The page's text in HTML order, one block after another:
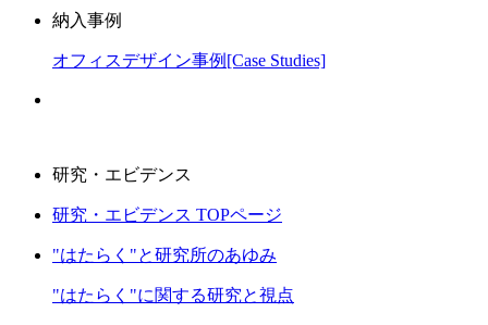
納入事例
オフィスデザイン事例[Case Studies]
研究・エビデンス
研究・エビデンス TOPページ
"はたらく"と研究所のあゆみ
"はたらく"に関する研究と視点